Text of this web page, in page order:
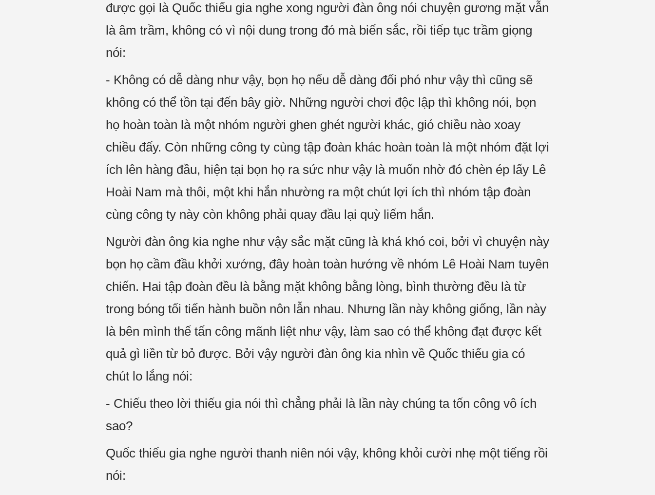
được gọi là Quốc thiếu gia nghe xong người đàn ông nói chuyện gương mặt vẫn
là âm trầm, không có vì nội dung trong đó mà biến sắc, rồi tiếp tục trầm giọng
nói:
- Không có dễ dàng như vậy, bọn họ nếu dễ dàng đối phó như vậy thì cũng sẽ
không có thể tồn tại đến bây giờ. Những người chơi độc lập thì không nói, bọn
họ hoàn toàn là một nhóm người ghen ghét người khác, gió chiều nào xoay
chiều đấy. Còn những công ty cùng tập đoàn khác hoàn toàn là một nhóm đặt lợi
ích lên hàng đầu, hiện tại bọn họ ra sức như vậy là muốn nhờ đó chèn ép lấy Lê
Hoài Nam mà thôi, một khi hắn nhường ra một chút lợi ích thì nhóm tập đoàn
cùng công ty này còn không phải quay đầu lại quỳ liếm hắn.
Người đàn ông kia nghe như vậy sắc mặt cũng là khá khó coi, bởi vì chuyện này
bọn họ cầm đầu khởi xướng, đây hoàn toàn hướng về nhóm Lê Hoài Nam tuyên
chiến. Hai tập đoàn đều là bằng mặt không bằng lòng, bình thường đều là từ
trong bóng tối tiến hành buồn nôn lẫn nhau. Nhưng lần này không giống, lần này
là bên mình thế tấn công mãnh liệt như vậy, làm sao có thể không đạt được kết
quả gì liền từ bỏ được. Bởi vậy người đàn ông kia nhìn về Quốc thiếu gia có
chút lo lắng nói:
- Chiếu theo lời thiếu gia nói thì chẳng phải là lần này chúng ta tốn công vô ích
sao?
Quốc thiếu gia nghe người thanh niên nói vậy, không khỏi cười nhẹ một tiếng rồi
nói: